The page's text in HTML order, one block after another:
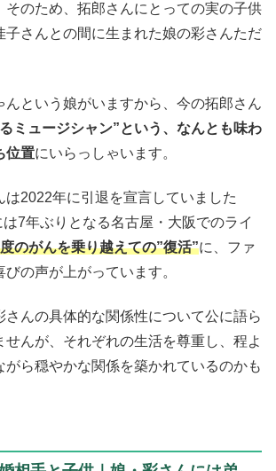
そのため、拓郎さんにとっての実の子供
子さんとの間に生まれた娘の彩さんただ
んという娘がいますから、今の拓郎さん
ミュージシャン”という、なんとも味わ
位置にいらっしゃいます。
は2022年に引退を宣言していました
7年ぶりとなる名古屋・大阪でのライ
のがんを乗り越えての”復活”に、ファ
の声が上がっています。
さんの具体的な関係性について公に語ら
せんが、それぞれの生活を尊重し、程よ
がら穏やかな関係を築かれているのかも